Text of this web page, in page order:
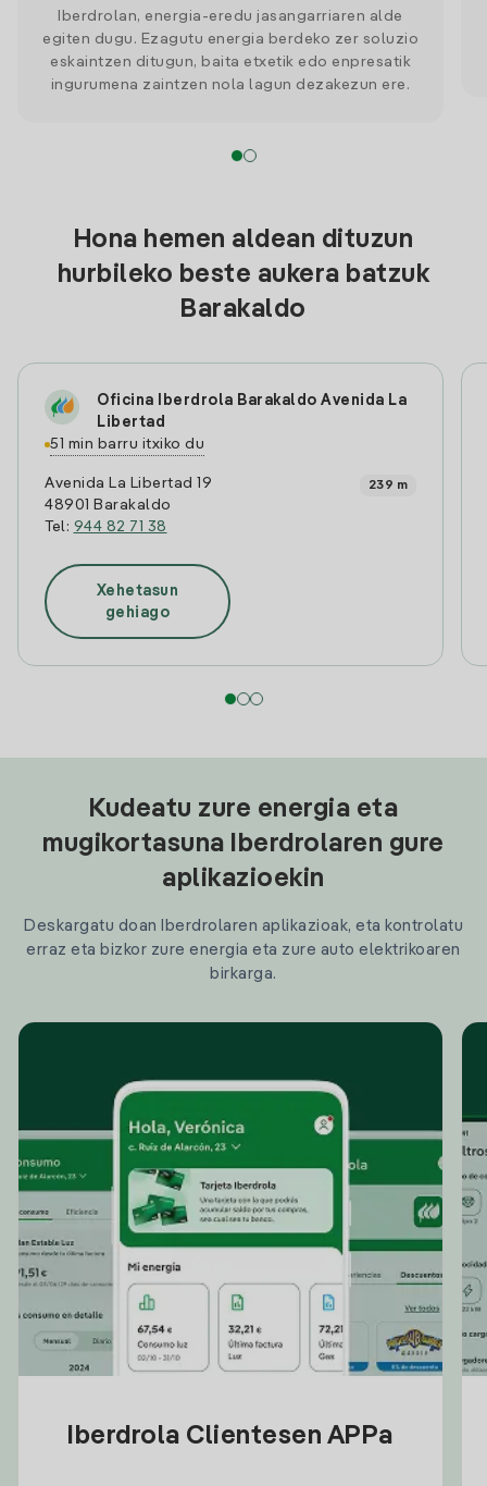
Iberdrolan, energia-eredu jasangarriaren alde
egiten dugu. Ezagutu energia berdeko zer soluzio
eskaintzen ditugun, baita etxetik edo enpresatik
ingurumena zaintzen nola lagun dezakezun ere.
Hona hemen aldean dituzun
hurbileko beste aukera batzuk
Barakaldo
Oficina Iberdrola Barakaldo Avenida La
Libertad
51 min barru itxiko du
Avenida La Libertad 19
48901 Barakaldo
Tel: 944 82 71 38
239 m
Xehetasun
gehiago
Kudeatu zure energia eta
mugikortasuna Iberdrolaren gure
aplikazioekin
Deskargatu doan Iberdrolaren aplikazioak, eta kontrolatu
erraz eta bizkor zure energia eta zure auto elektrikoaren
birkarga.
Iberdrola Clientesen APPa